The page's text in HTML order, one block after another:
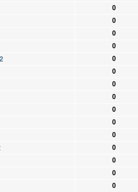
0
0
0
0
0
0
0
0
0
0
0
0
0
0
0